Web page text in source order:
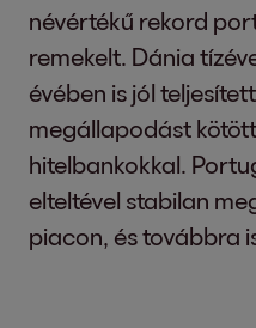
névértékű rekord
remekelt. Dánia
évében is jól
megállapodást
hitelbankokkal.
elteltével stabilan
piacon, és továbbra